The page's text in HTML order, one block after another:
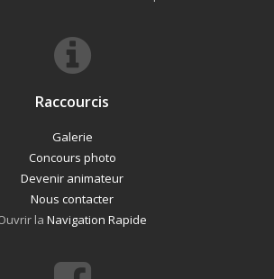
Raccourcis
Galerie
Concours photo
Devenir animateur
Nous contacter
la Navigation Rapide